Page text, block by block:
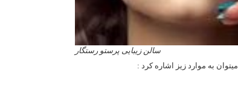
سالن زیبایی پرستو رستگار
به موارد زیز اشاره کرد :